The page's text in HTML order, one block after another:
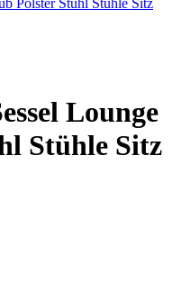
Lounge
Stühle Sitz